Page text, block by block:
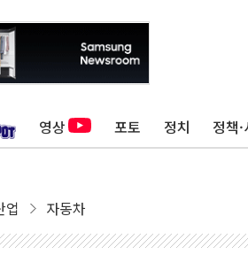
영상 포토 정치 정책
업 자동차